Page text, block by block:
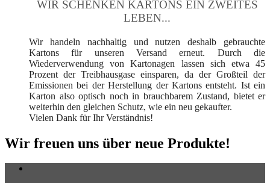
WIR SCHENKEN KARTONS EIN ZWEITES
LEBEN...
Wir handeln nachhaltig und nutzen deshalb gebrauchte
Kartons für unseren Versand erneut. Durch die
Wiederverwendung von Kartonagen lassen sich etwa 45
Prozent der Treibhausgase einsparen, da der Großteil der
Emissionen bei der Herstellung der Kartons entsteht. Ist ein
Karton also optisch noch in brauchbarem Zustand, bietet er
weiterhin den gleichen Schutz, wie ein neu gekaufter.
Vielen Dank für Ihr Verständnis!
Wir freuen uns über neue Produkte!